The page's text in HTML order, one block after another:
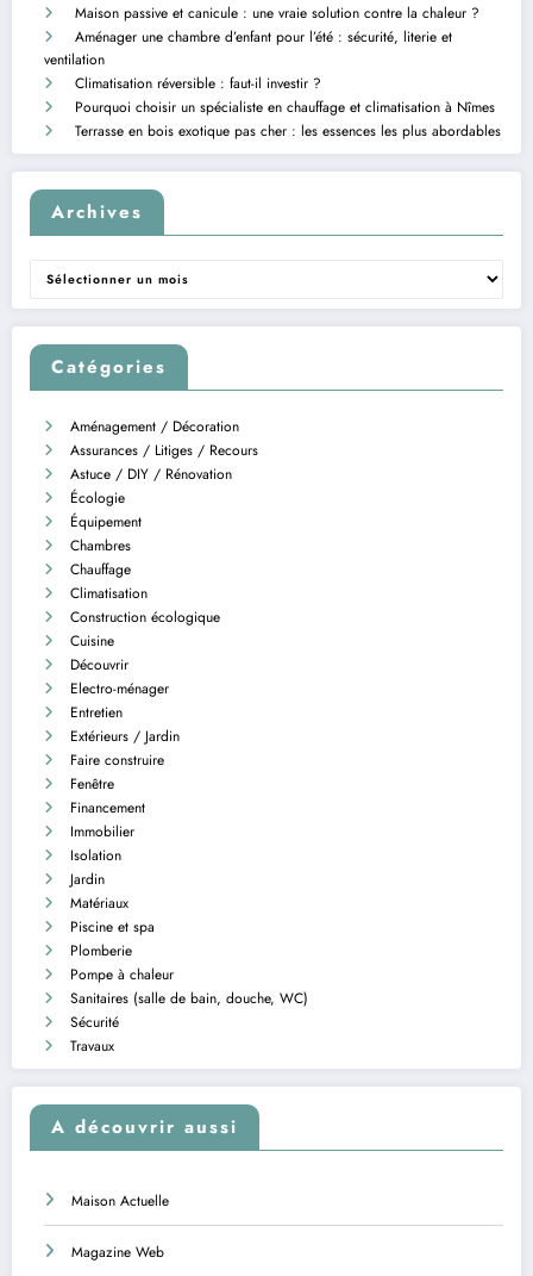
Maison passive et canicule : une vraie solution contre la chaleur ?
Aménager une chambre d’enfant pour l’été : sécurité, literie et
ventilation
Climatisation réversible : faut-il investir ?
Pourquoi choisir un spécialiste en chauffage et climatisation à Nîmes
Terrasse en bois exotique pas cher : les essences les plus abordables
Archives
Archives
Catégories
Aménagement / Décoration
Assurances / Litiges / Recours
Astuce / DIY / Rénovation
Écologie
Équipement
Chambres
Chauffage
Climatisation
Construction écologique
Cuisine
Découvrir
Electro-ménager
Entretien
Extérieurs / Jardin
Faire construire
Fenêtre
Financement
Immobilier
Isolation
Jardin
Matériaux
Piscine et spa
Plomberie
Pompe à chaleur
Sanitaires (salle de bain, douche, WC)
Sécurité
Travaux
A découvrir aussi
Maison Actuelle
Magazine Web